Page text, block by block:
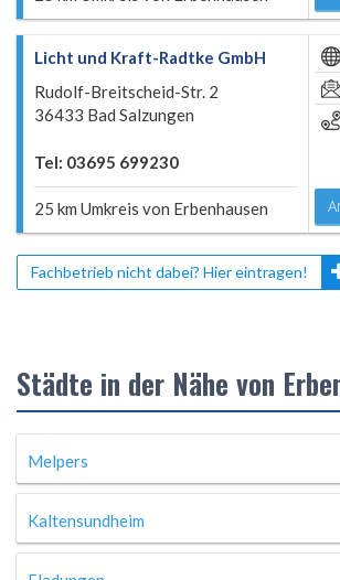
Licht und Kraft-Radtke GmbH
Rudolf-Breitscheid-Str. 2
36433 Bad Salzungen
Tel: 03695 699230
25 km Umkreis von Erbenhausen
Fachbetrieb nicht dabei? Hier eintragen!
Städte in der Nähe von
Melpers
Kaltensundheim